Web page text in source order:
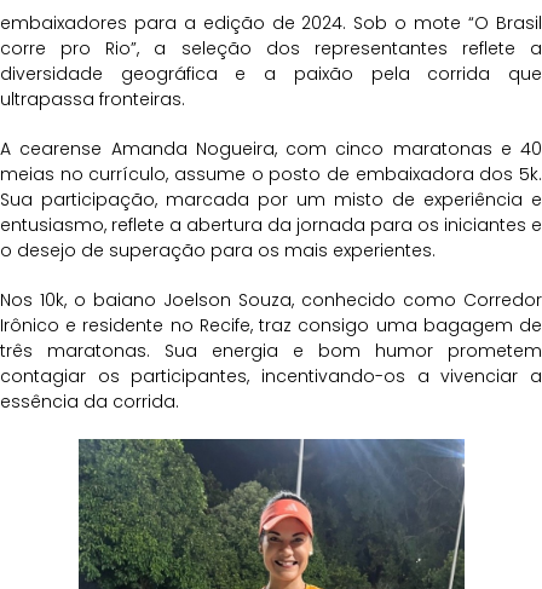
embaixadores para a edição de 2024. Sob o mote “O Brasil
corre pro Rio”, a seleção dos representantes reflete a
diversidade geográfica e a paixão pela corrida que
ultrapassa fronteiras.
A cearense Amanda Nogueira, com cinco maratonas e 40
meias no currículo, assume o posto de embaixadora dos 5k.
Sua participação, marcada por um misto de experiência e
entusiasmo, reflete a abertura da jornada para os iniciantes e
o desejo de superação para os mais experientes.
Nos 10k, o baiano Joelson Souza, conhecido como Corredor
Irônico e residente no Recife, traz consigo uma bagagem de
três maratonas. Sua energia e bom humor prometem
contagiar os participantes, incentivando-os a vivenciar a
essência da corrida.